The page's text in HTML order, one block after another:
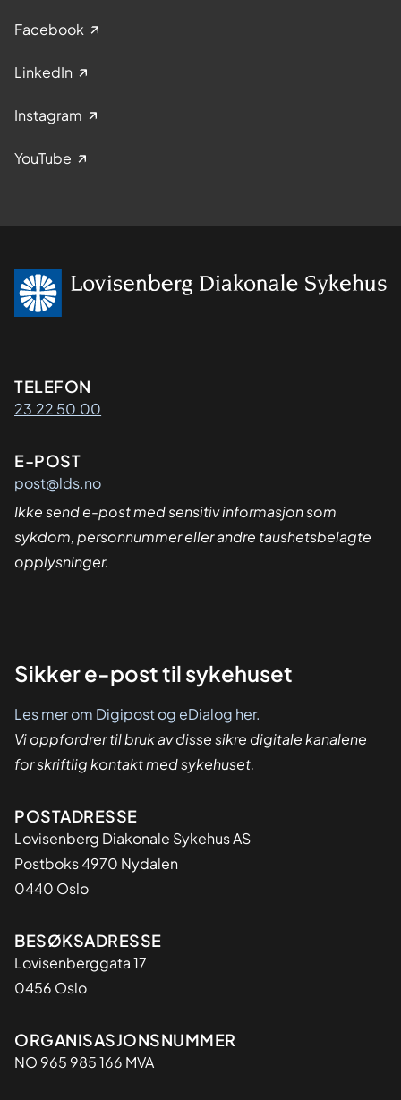
Facebook
LinkedIn
Instagram
YouTube
Kontaktinformasjon
TELEFON
23 22 50 00
E-POST
post@lds.no
Ikke send e-post med sensitiv informasjon som
sykdom, personnummer eller andre taushetsbelagte
opplysninger.
Sikker
Sikker e-post til sykehuset
Les mer om Digipost og eDialog her.
Vi oppfordrer til bruk av disse sikre digitale kanalene
for skriftlig kontakt med sykehuset.
Adresse
POSTADRESSE
Lovisenberg Diakonale Sykehus AS
Postboks 4970 Nydalen
0440 Oslo
BESØKSADRESSE
Lovisenberggata 17
0456 Oslo
Organisasjon
ORGANISASJONSNUMMER
NO 965 985 166 MVA